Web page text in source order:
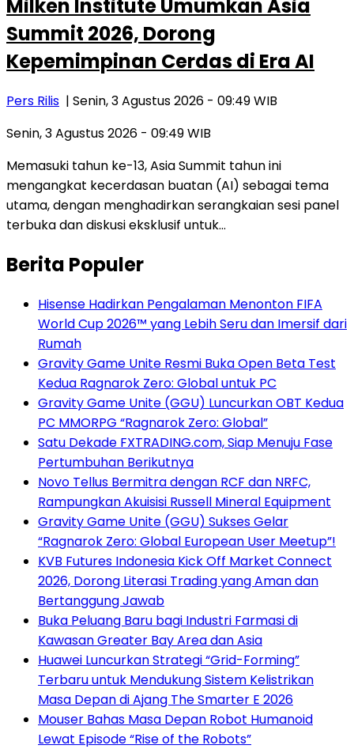
Milken Institute Umumkan Asia
Summit 2026, Dorong
Kepemimpinan Cerdas di Era AI
Pers Rilis | Senin, 3 Agustus 2026 - 09:49 WIB
Senin, 3 Agustus 2026 - 09:49 WIB
Memasuki tahun ke-13, Asia Summit tahun ini
mengangkat kecerdasan buatan (AI) sebagai tema
utama, dengan menghadirkan serangkaian sesi panel
terbuka dan diskusi eksklusif untuk…
Berita Populer
Hisense Hadirkan Pengalaman Menonton FIFA
World Cup 2026™ yang Lebih Seru dan Imersif dari
Rumah
Gravity Game Unite Resmi Buka Open Beta Test
Kedua Ragnarok Zero: Global untuk PC
Gravity Game Unite (GGU) Luncurkan OBT Kedua
PC MMORPG “Ragnarok Zero: Global”
Satu Dekade FXTRADING.com, Siap Menuju Fase
Pertumbuhan Berikutnya
Novo Tellus Bermitra dengan RCF dan NRFC,
Rampungkan Akuisisi Russell Mineral Equipment
Gravity Game Unite (GGU) Sukses Gelar
“Ragnarok Zero: Global European User Meetup”!
KVB Futures Indonesia Kick Off Market Connect
2026, Dorong Literasi Trading yang Aman dan
Bertanggung Jawab
Buka Peluang Baru bagi Industri Farmasi di
Kawasan Greater Bay Area dan Asia
Huawei Luncurkan Strategi “Grid-Forming”
Terbaru untuk Mendukung Sistem Kelistrikan
Masa Depan di Ajang The Smarter E 2026
Mouser Bahas Masa Depan Robot Humanoid
Lewat Episode “Rise of the Robots”